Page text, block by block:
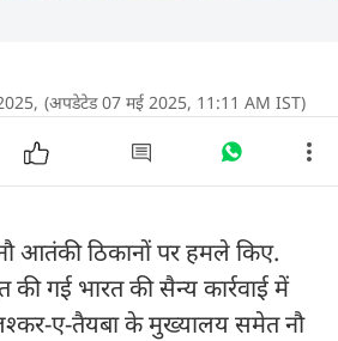
(अपडेटेड 07 मई 2025, 11:11 AM IST)
आतंकी ठिकानों पर हमले किए.
गई भारत की सैन्य कार्रवाई में
ए-तैयबा के मुख्यालय समेत नौ